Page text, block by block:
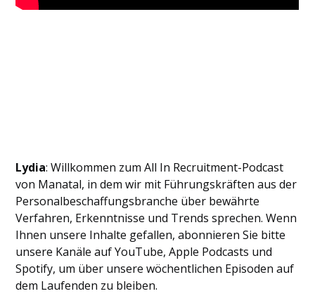
Lydia: Willkommen zum All In Recruitment-Podcast
von Manatal, in dem wir mit Führungskräften aus der
Personalbeschaffungsbranche über bewährte
Verfahren, Erkenntnisse und Trends sprechen. Wenn
Ihnen unsere Inhalte gefallen, abonnieren Sie bitte
unsere Kanäle auf YouTube, Apple Podcasts und
Spotify, um über unsere wöchentlichen Episoden auf
dem Laufenden zu bleiben.